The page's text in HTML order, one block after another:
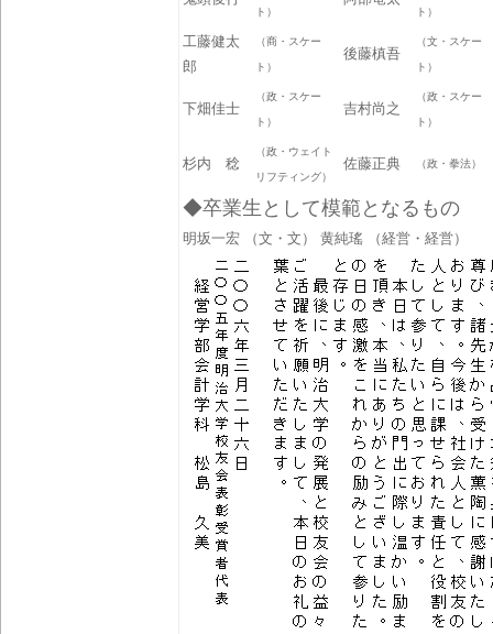
ト） ト）
工藤健太
郎
（商・スケー
ト）
後藤槙吾
（文・スケー
ト）
下畑佳士
（政・スケー
ト）
吉村尚之
（政・スケー
ト）
杉内 稔
（政・ウェイト
リフティング）
佐藤正典 （政・拳法）
◆卒業生として模範となるもの
明坂一宏 （文・文） 黄純瑤 （経営・経営）